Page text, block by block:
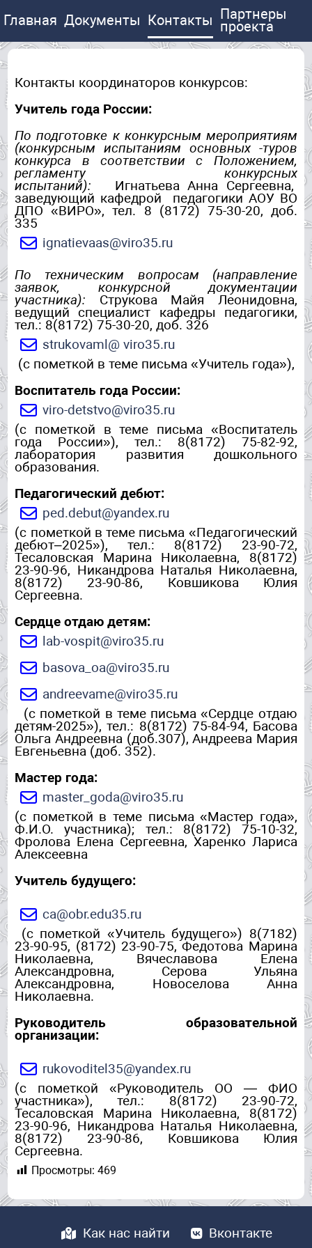
Главная Документы Контакты Партнеры
проекта
Контакты координаторов конкурсов:
Учитель года России:
По подготовке к конкурсным мероприятиям
(конкурсным испытаниям основных -туров
конкурса в соответствии с Положением,
регламенту конкурсных
испытаний):
Игнатьева Анна Сергеевна,
заведующий кафедрой педагогики АОУ ВО
ДПО «ВИРО», тел. 8 (8172) 75-30-20, доб.
335
ignatievaas@viro35.ru
По техническим вопросам (направление
заявок, конкурсной документации
участника): Струкова Майя Леонидовна,
ведущий специалист кафедры педагогики,
тел.: 8(8172) 75-30-20, доб. 326
strukovaml@ viro35.ru
(с пометкой в теме письма «Учитель года»),
Воспитатель года России:
viro-detstvo@viro35.ru
(с пометкой в теме письма «Воспитатель
года России»), тел.: 8(8172) 75-82-92,
лаборатория развития дошкольного
образования.
Педагогический дебют:
ped.debut@yandex.ru
(с пометкой в теме письма «Педагогический
дебют–2025»), тел.: 8(8172) 23-90-72,
Тесаловская Марина Николаевна, 8(8172)
23-90-96, Никандрова Наталья Николаевна,
8(8172) 23-90-86, Ковшикова Юлия
Сергеевна.
Сердце отдаю детям:
lab-vospit@viro35.ru
basova_oa@viro35.ru
andreevame@viro35.ru
(с пометкой в теме письма «Сердце отдаю
детям-2025»), тел.: 8(8172) 75-84-94, Басова
Ольга Андреевна (доб.307), Андреева Мария
Евгеньевна (доб. 352).
Мастер года:
master_goda@viro35.ru
(с пометкой в теме письма «Мастер года»,
Ф.И.О. участника); тел.: 8(8172) 75-10-32,
Фролова Елена Сергеевна, Харенко Лариса
Алексеевна
Учитель будущего:
ca@obr.edu35.ru
(с пометкой «Учитель будущего») 8(7182)
23-90-95, (8172) 23-90-75, Федотова Марина
Николаевна, Вячеславова Елена
Александровна, Серова Ульяна
Александровна, Новоселова Анна
Николаевна.
Руководитель образовательной
организации:
rukovoditel35@yandex.ru
(с пометкой «Руководитель ОО — ФИО
участника»), тел.: 8(8172) 23-90-72,
Тесаловская Марина Николаевна, 8(8172)
23-90-96, Никандрова Наталья Николаевна,
8(8172) 23-90-86, Ковшикова Юлия
Сергеевна.
Просмотры: 469
Как нас найти Вконтакте